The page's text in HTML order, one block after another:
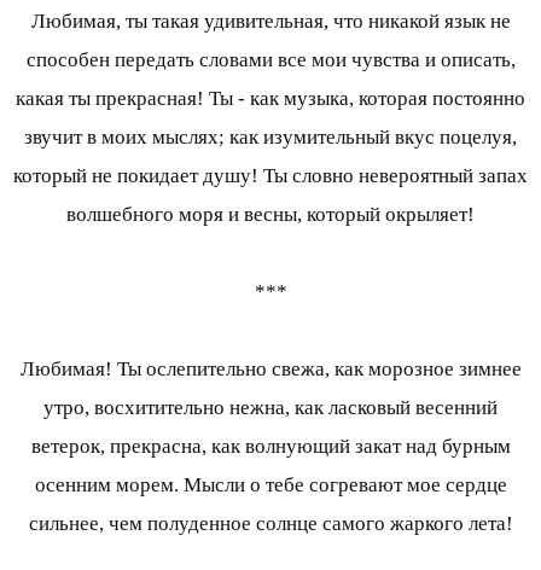
Любимая, ты такая удивительная, что никакой язык не
способен передать словами все мои чувства и описать,
какая ты прекрасная! Ты - как музыка, которая постоянно
звучит в моих мыслях; как изумительный вкус поцелуя,
который не покидает душу! Ты словно невероятный запах
волшебного моря и весны, который окрыляет!
***
Любимая! Ты ослепительно свежа, как морозное зимнее
утро, восхитительно нежна, как ласковый весенний
ветерок, прекрасна, как волнующий закат над бурным
осенним морем. Мысли о тебе согревают мое сердце
сильнее, чем полуденное солнце самого жаркого лета!